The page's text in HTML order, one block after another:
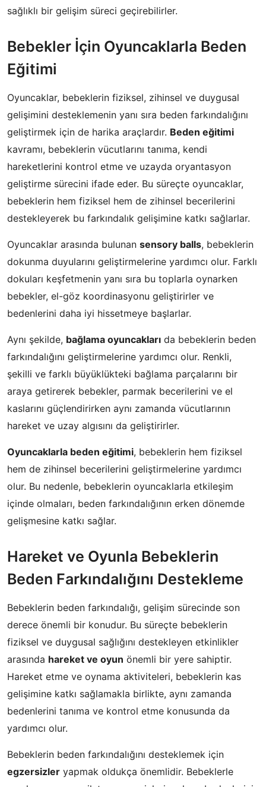
sağlıklı bir gelişim süreci geçirebilirler.
Bebekler İçin Oyuncaklarla Beden
Eğitimi
Oyuncaklar, bebeklerin fiziksel, zihinsel ve duygusal
gelişimini desteklemenin yanı sıra beden farkındalığını
geliştirmek için de harika araçlardır. Beden eğitimi
kavramı, bebeklerin vücutlarını tanıma, kendi
hareketlerini kontrol etme ve uzayda oryantasyon
geliştirme sürecini ifade eder. Bu süreçte oyuncaklar,
bebeklerin hem fiziksel hem de zihinsel becerilerini
destekleyerek bu farkındalık gelişimine katkı sağlarlar.
Oyuncaklar arasında bulunan sensory balls, bebeklerin
dokunma duyularını geliştirmelerine yardımcı olur. Farklı
dokuları keşfetmenin yanı sıra bu toplarla oynarken
bebekler, el-göz koordinasyonu geliştirirler ve
bedenlerini daha iyi hissetmeye başlarlar.
Aynı şekilde, bağlama oyuncakları da bebeklerin beden
farkındalığını geliştirmelerine yardımcı olur. Renkli,
şekilli ve farklı büyüklükteki bağlama parçalarını bir
araya getirerek bebekler, parmak becerilerini ve el
kaslarını güçlendirirken aynı zamanda vücutlarının
hareket ve uzay algısını da geliştirirler.
Oyuncaklarla beden eğitimi, bebeklerin hem fiziksel
hem de zihinsel becerilerini geliştirmelerine yardımcı
olur. Bu nedenle, bebeklerin oyuncaklarla etkileşim
içinde olmaları, beden farkındalığının erken dönemde
gelişmesine katkı sağlar.
Hareket ve Oyunla Bebeklerin
Beden Farkındalığını Destekleme
Bebeklerin beden farkındalığı, gelişim sürecinde son
derece önemli bir konudur. Bu süreçte bebeklerin
fiziksel ve duygusal sağlığını destekleyen etkinlikler
arasında hareket ve oyun önemli bir yere sahiptir.
Hareket etme ve oynama aktiviteleri, bebeklerin kas
gelişimine katkı sağlamakla birlikte, aynı zamanda
bedenlerini tanıma ve kontrol etme konusunda da
yardımcı olur.
Bebeklerin beden farkındalığını desteklemek için
egzersizler yapmak oldukça önemlidir. Bebeklerle